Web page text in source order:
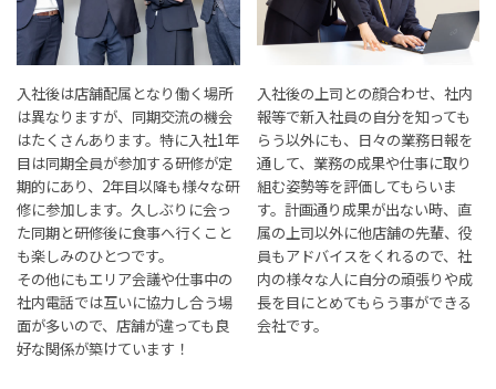
入社後は店舗配属となり働く場所
は異なりますが、同期交流の機会
はたくさんあります。特に入社1年
目は同期全員が参加する研修が定
期的にあり、2年目以降も様々な研
修に参加します。久しぶりに会っ
た同期と研修後に食事へ行くこと
も楽しみのひとつです。
その他にもエリア会議や仕事中の
社内電話では互いに協力し合う場
面が多いので、店舗が違っても良
好な関係が築けています！
入社後の上司との顔合わせ、社内
報等で新入社員の自分を知っても
らう以外にも、日々の業務日報を
通して、業務の成果や仕事に取り
組む姿勢等を評価してもらいま
す。計画通り成果が出ない時、直
属の上司以外に他店舗の先輩、役
員もアドバイスをくれるので、社
内の様々な人に自分の頑張りや成
長を目にとめてもらう事ができる
会社です。